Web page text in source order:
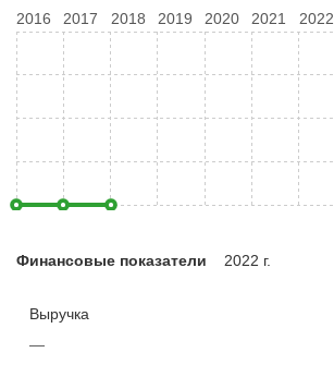
2016 2017 2018 2019 2020 2021 2022
Финансовые показатели 2022 г.
Выручка
—